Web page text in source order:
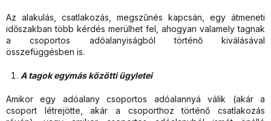
Az alakulás, csatlakozás, megszűnés kapcsán, egy átmeneti
időszakban több kérdés merülhet fel, ahogyan valamely tagnak
a csoportos adóalanyiságból történő kiválásával
összefüggésben is.
A tagok egymás közötti ügyletei
Amikor egy adóalany csoportos adóalannyá válik (akár a
csoport létrejötte, akár a csoporthoz történő csatlakozás